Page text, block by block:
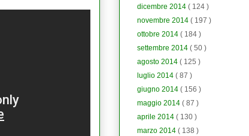
dicembre 2014( 124 )
novembre 2014( 197 )
ottobre 2014( 184 )
settembre 2014( 50 )
agosto 2014( 125 )
luglio 2014( 87 )
giugno 2014( 156 )
maggio 2014( 87 )
aprile 2014( 130 )
marzo 2014( 138 )